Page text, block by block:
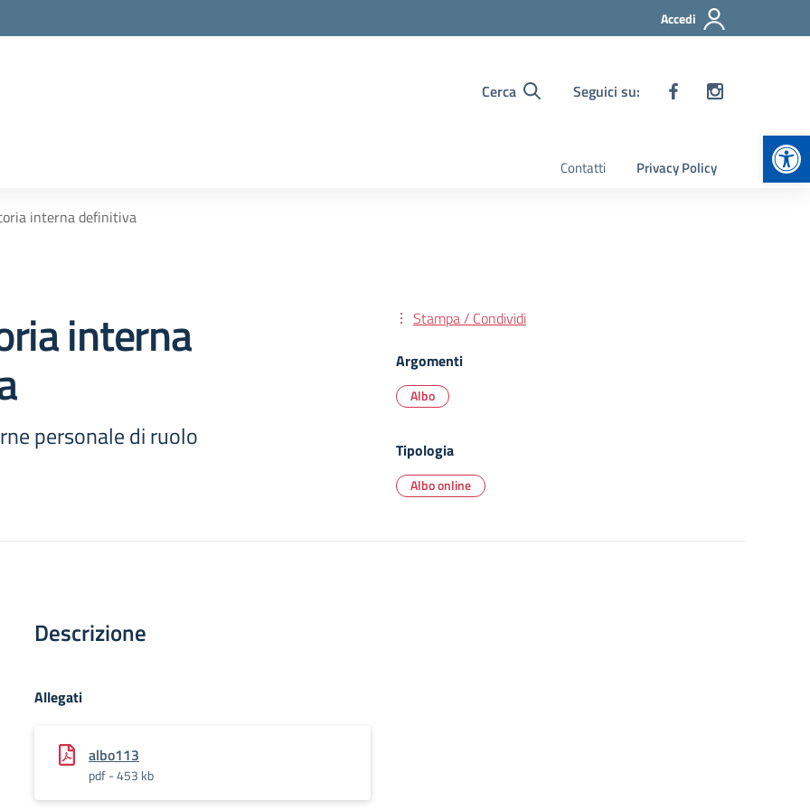
Accedi
Cerca Seguici su:
Contatti Privacy Policy
interna definitiva
interna
personale di ruolo
Stampa / Condividi
Argomenti
Albo
Tipologia
Albo online
Descrizione
Allegati
albo113
pdf - 453 kb